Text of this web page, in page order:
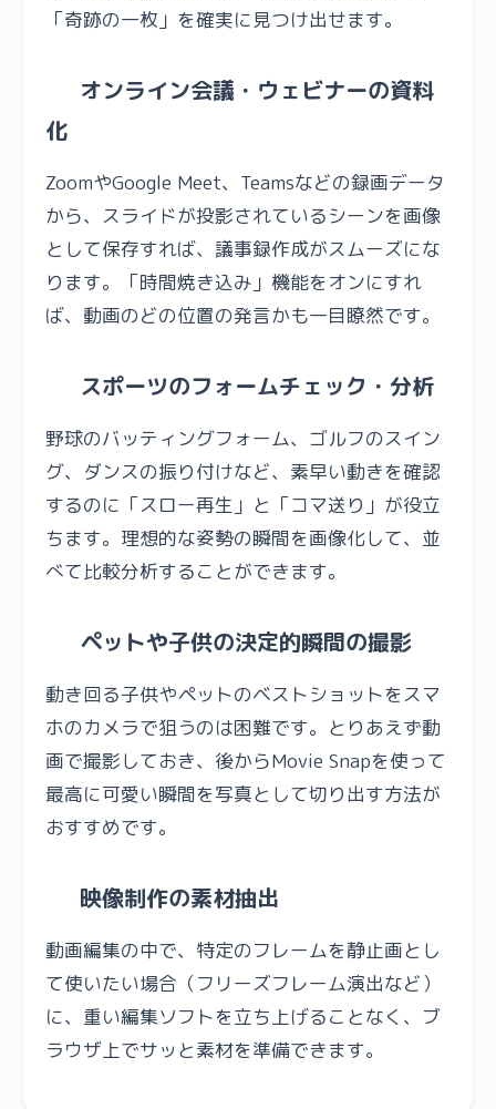
「奇跡の一枚」を確実に見つけ出せます。
オンライン会議・ウェビナーの資料
化
ZoomやGoogle Meet、Teamsなどの録画データ
から、スライドが投影されているシーンを画像
として保存すれば、議事録作成がスムーズにな
ります。「時間焼き込み」機能をオンにすれ
ば、動画のどの位置の発言かも一目瞭然です。
スポーツのフォームチェック・分析
野球のバッティングフォーム、ゴルフのスイン
グ、ダンスの振り付けなど、素早い動きを確認
するのに「スロー再生」と「コマ送り」が役立
ちます。理想的な姿勢の瞬間を画像化して、並
べて比較分析することができます。
ペットや子供の決定的瞬間の撮影
動き回る子供やペットのベストショットをスマ
ホのカメラで狙うのは困難です。とりあえず動
画で撮影しておき、後からMovie Snapを使って
最高に可愛い瞬間を写真として切り出す方法が
おすすめです。
映像制作の素材抽出
動画編集の中で、特定のフレームを静止画とし
て使いたい場合（フリーズフレーム演出など）
に、重い編集ソフトを立ち上げることなく、ブ
ラウザ上でサッと素材を準備できます。